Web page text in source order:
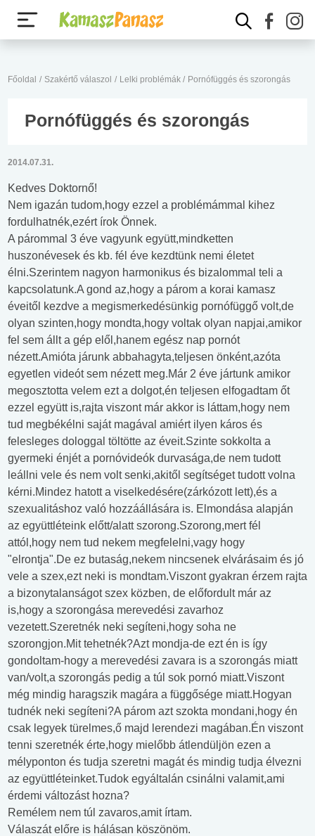
Főoldal / Szakértő válaszol / Lelki problémák / Pornófüggés és szorongás
Pornófüggés és szorongás
2014.07.31.
Kedves Doktornő!
Nem igazán tudom,hogy ezzel a problémámmal kihez
fordulhatnék,ezért írok Önnek.
A párommal 3 éve vagyunk együtt,mindketten
huszonévesek és kb. fél éve kezdtünk nemi életet
élni.Szerintem nagyon harmonikus és bizalommal teli a
kapcsolatunk.A gond az,hogy a párom a korai kamasz
éveitől kezdve a megismerkedésünkig pornófüggő volt,de
olyan szinten,hogy mondta,hogy voltak olyan napjai,amikor
fel sem állt a gép elől,hanem egész nap pornót
nézett.Amióta járunk abbahagyta,teljesen önként,azóta
egyetlen videót sem nézett meg.Már 2 éve jártunk amikor
megosztotta velem ezt a dolgot,én teljesen elfogadtam őt
ezzel együtt is,rajta viszont már akkor is láttam,hogy nem
tud megbékélni saját magával amiért ilyen káros és
felesleges dologgal töltötte az éveit.Szinte sokkolta a
gyermeki énjét a pornóvideók durvasága,de nem tudott
leállni vele és nem volt senki,akitől segítséget tudott volna
kérni.Mindez hatott a viselkedésére(zárkózott lett),és a
szexualitáshoz való hozzáállására is. Elmondása alapján
az együttléteink előtt/alatt szorong.Szorong,mert fél
attól,hogy nem tud nekem megfelelni,vagy hogy
"elrontja".De ez butaság,nekem nincsenek elvárásaim és jó
vele a szex,ezt neki is mondtam.Viszont gyakran érzem rajta
a bizonytalanságot szex közben, de előfordult már az
is,hogy a szorongása merevedési zavarhoz
vezetett.Szeretnék neki segíteni,hogy soha ne
szorongjon.Mit tehetnék?Azt mondja-de ezt én is így
gondoltam-hogy a merevedési zavara is a szorongás miatt
van/volt,a szorongás pedig a túl sok pornó miatt.Viszont
még mindig haragszik magára a függősége miatt.Hogyan
tudnék neki segíteni?A párom azt szokta mondani,hogy én
csak legyek türelmes,ő majd lerendezi magában.Én viszont
tenni szeretnék érte,hogy mielőbb átlendüljön ezen a
mélyponton és tudja szeretni magát és mindig tudja élvezni
az együttléteinket.Tudok egyáltalán csinálni valamit,ami
érdemi változást hozna?
Remélem nem túl zavaros,amit írtam.
Válaszát előre is hálásan köszönöm.